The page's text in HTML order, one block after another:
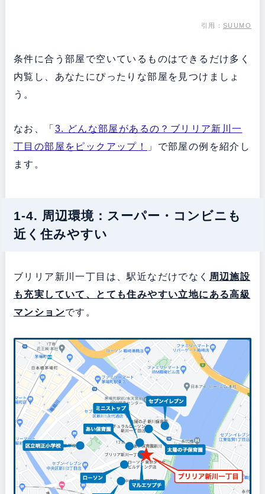
引用：SUUMO
条件に合う部屋で空いているものはできるだけ多く
内覧し、あなたにぴったりな部屋を見つけましょ
う。
なお、「 3. どんな部屋があるの？ブリリア新川一
丁目の部屋をピックアップ！
」で部屋の例を紹介し
ます。
1-4. 周辺環境：スーパー・コンビニも
近く住みやすい
ブリリア新川一丁目は、駅近なだけでなく 周辺施設
も充実していて、とても住みやすい立地にある高級
マンションです。